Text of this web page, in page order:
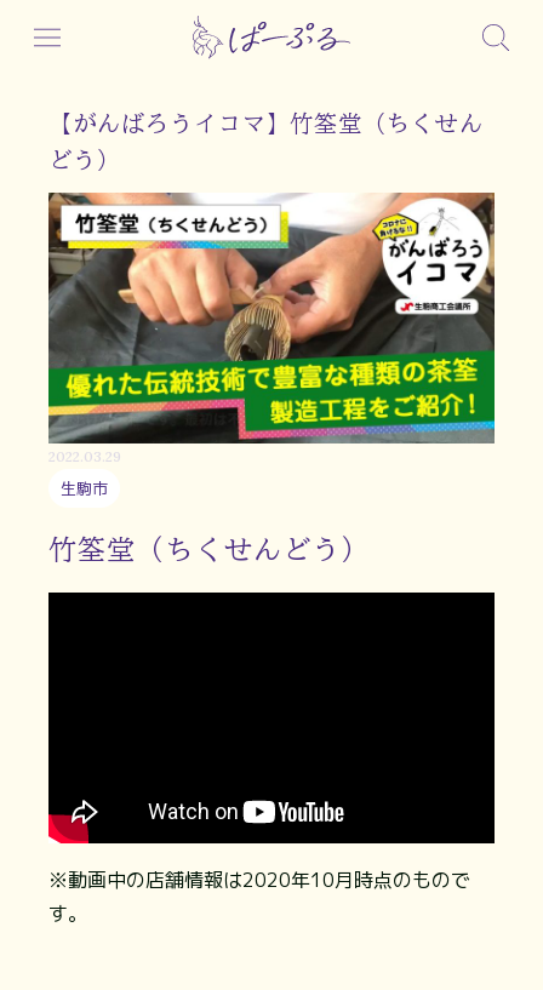
【がんばろうイコマ】竹筌堂（ちくせん
どう）
2022.03.29
生駒市
竹筌堂（ちくせんどう）
※動画中の店舗情報は2020年10月時点のもので
す。